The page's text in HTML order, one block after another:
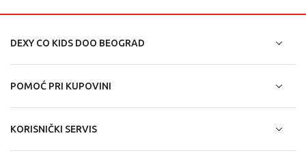
DEXY CO KIDS DOO BEOGRAD
POMOĆ PRI KUPOVINI
KORISNIČKI SERVIS